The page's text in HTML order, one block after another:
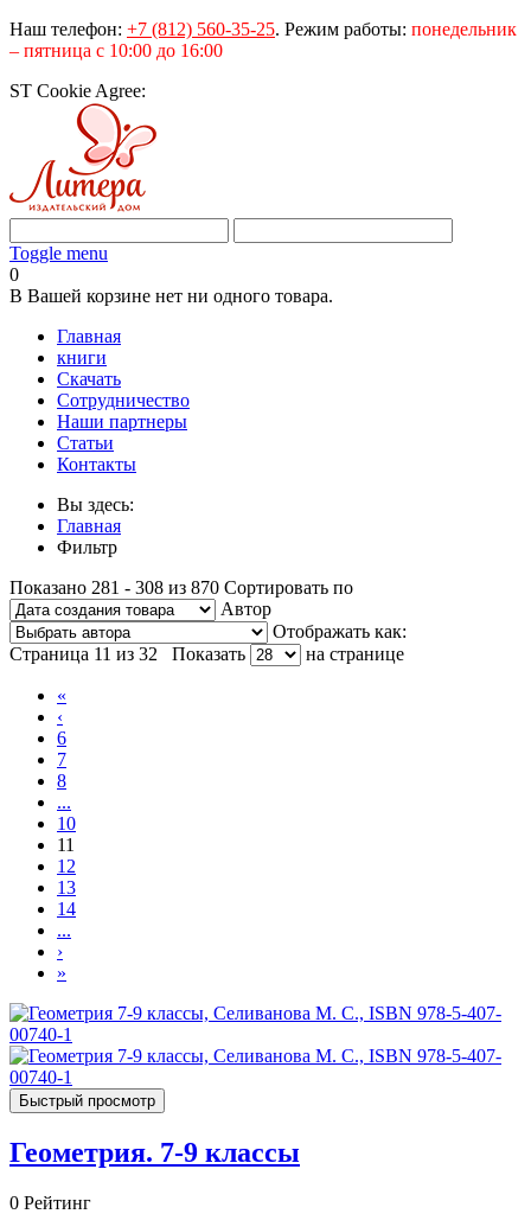
Наш телефон: +7 (812) 560-35-25. Режим работы: понедельник
– пятница с 10:00 до 16:00
ST Cookie Agree:
Toggle menu
0
В Вашей корзине нет ни одного товара.
Главная
книги
Скачать
Сотрудничество
Наши партнеры
Статьи
Контакты
Вы здесь:
Главная
Фильтр
Показано 281 - 308 из 870 Сортировать по
Автор
Отображать как:
Страница 11 из 32
Показать на странице
«
‹
6
7
8
...
10
11
12
13
14
...
›
»
Быстрый просмотр
Геометрия. 7-9 классы
0 Рейтинг